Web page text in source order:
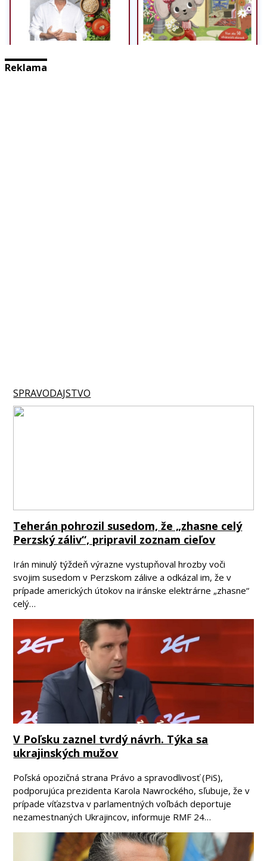
Reklama
SPRAVODAJSTVO
Teherán pohrozil susedom, že „zhasne celý
Perzský záliv“, pripravil zoznam cieľov
Irán minulý týždeň výrazne vystupňoval hrozby voči
svojim susedom v Perzskom zálive a odkázal im, že v
prípade amerických útokov na iránske elektrárne „zhasne“
celý…
V Poľsku zaznel tvrdý návrh. Týka sa
ukrajinských mužov
Poľská opozičná strana Právo a spravodlivosť (PiS),
podporujúca prezidenta Karola Nawrockého, sľubuje, že v
prípade víťazstva v parlamentných voľbách deportuje
nezamestnaných Ukrajincov, informuje RMF 24…